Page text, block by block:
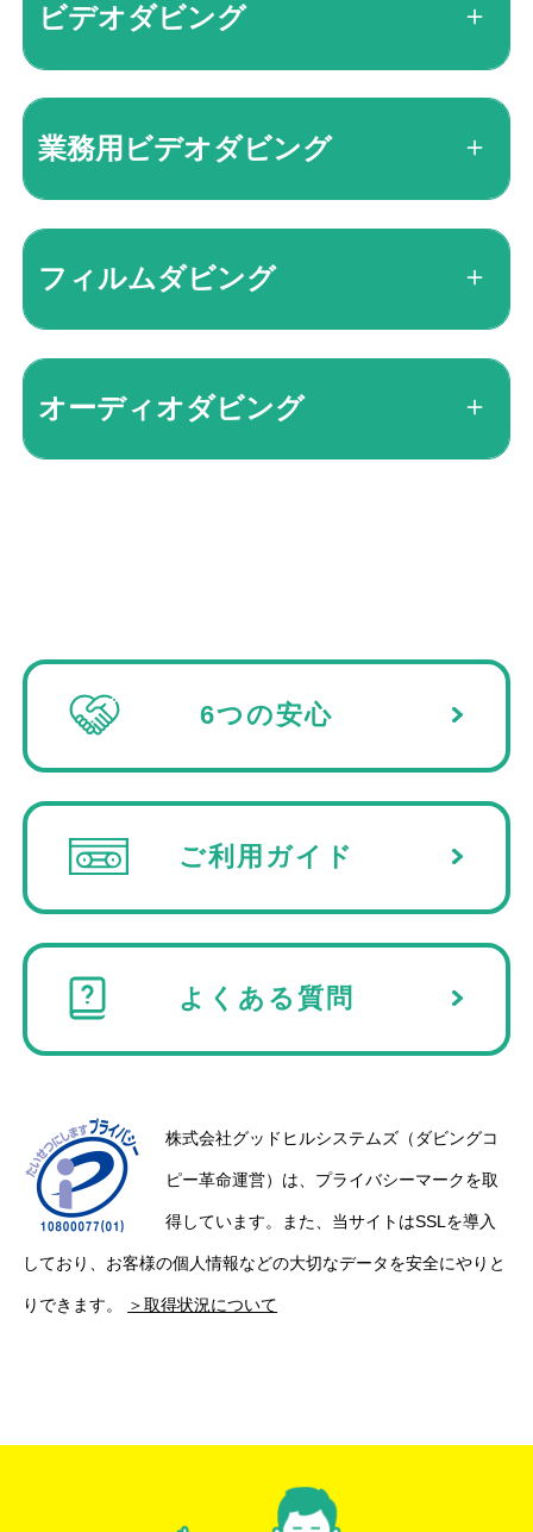
ビデオダビング
業務用ビデオダビング
フィルムダビング
オーディオダビング
6つの安心
ご利用ガイド
よくある質問
株式会社グッドヒルシステムズ（ダビングコ
ピー革命運営）は、プライバシーマークを取
得しています。また、当サイトはSSLを導入
しており、お客様の個人情報などの大切なデータを安全にやりと
りできます。 ＞取得状況について